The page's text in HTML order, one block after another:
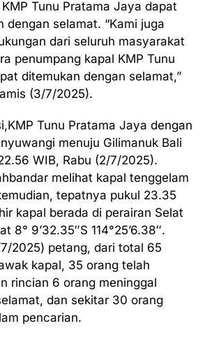
Tunu Pratama Jaya dapat
dengan selamat. “Kami juga
dari seluruh masyarakat
penumpang kapal KMP Tunu
ditemukan dengan selamat,”
(3/7/2025).
Tunu Pratama Jaya dengan
menuju Gilimanuk Bali
WIB, Rabu (2/7/2025).
melihat kapal tenggelam
tepatnya pukul 23.35
kapal berada di perairan Selat
8° 9’32.35″S 114°25’6.38″.
2025) petang, dari total 65
kapal, 35 orang telah
rincian 6 orang meninggal
dan sekitar 30 orang
pencarian.